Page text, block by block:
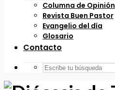
Columna de Opinión
Revista Buen Pastor
Evangelio del día
Glosario
Contacto